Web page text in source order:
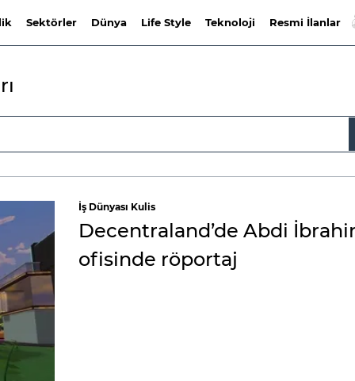
Sektörler Dünya Life Style Teknoloji Resmi İlanlar
İş Dünyası Kulis
Decentraland’de Abdi
ofisinde röportaj